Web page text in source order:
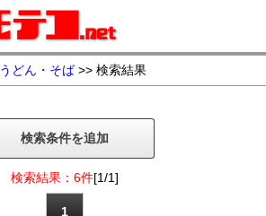
うどん・そば>> 検索結果
検索条件を追加
検索結果：6件[1/1]
1